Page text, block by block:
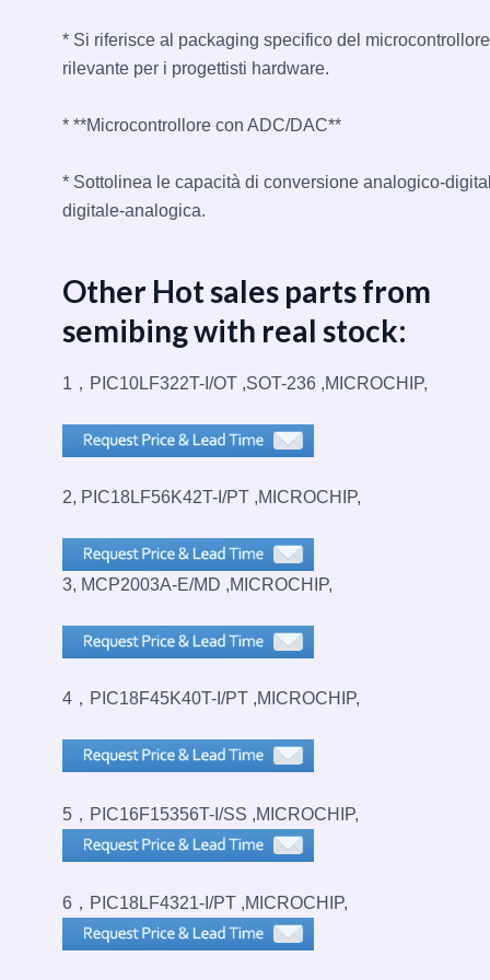
* Si riferisce al packaging specifico del
rilevante per i progettisti hardware.
* **Microcontrollore con ADC/DAC**
* Sottolinea le capacità di conversione analogico-
digitale-analogica.
Other Hot sales parts from
semibing with real stock:
1，PIC10LF322T-I/OT ,SOT-236 ,MICROCHIP,
2, PIC18LF56K42T-I/PT ,MICROCHIP,
3, MCP2003A-E/MD ,MICROCHIP,
4，PIC18F45K40T-I/PT ,MICROCHIP,
5，PIC16F15356T-I/SS ,MICROCHIP,
6，PIC18LF4321-I/PT ,MICROCHIP,